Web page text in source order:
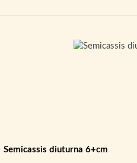
Semicassis diuturna 6+cm